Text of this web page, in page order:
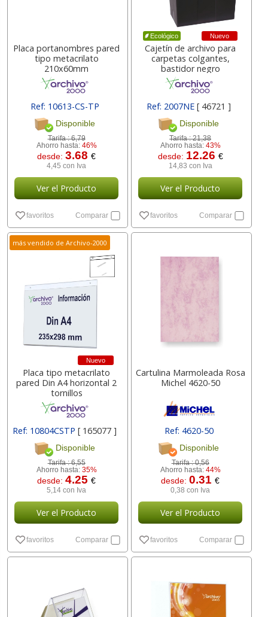
Placa portanombres pared
tipo metacrilato
210x60mm
Ref: 10613-CS-TP
[ 71955 ]
Disponible
Tarifa :6,79
Ahorro hasta: 46%
desde:3.68€
4,45 con Iva
Ver el Producto
favoritos Comparar
Ecológico Nuevo
Cajetín de archivo para
carpetas colgantes,
bastidor negro
Ref: 2007NE [ 46721 ]
Disponible
Tarifa :21,38
Ahorro hasta: 43%
desde: 12.26 €
14,83 con Iva
Ver el Producto
favoritos Comparar
más vendido de Archivo-2000
Nuevo
Placa tipo metacrilato
pared Din A4 horizontal 2
tornillos
Ref: 10804CSTP[ 165077 ]
Disponible
Tarifa :6,55
Ahorro hasta: 35%
desde:4.25€
5,14 con Iva
Ver el Producto
favoritos Comparar
Cartulina Marmoleada Rosa
Michel 4620-50
Ref: 4620-50
Disponible
Tarifa :0,56
Ahorro hasta: 44%
desde:0.31€
0,38 con Iva
Ver el Producto
favoritos Comparar